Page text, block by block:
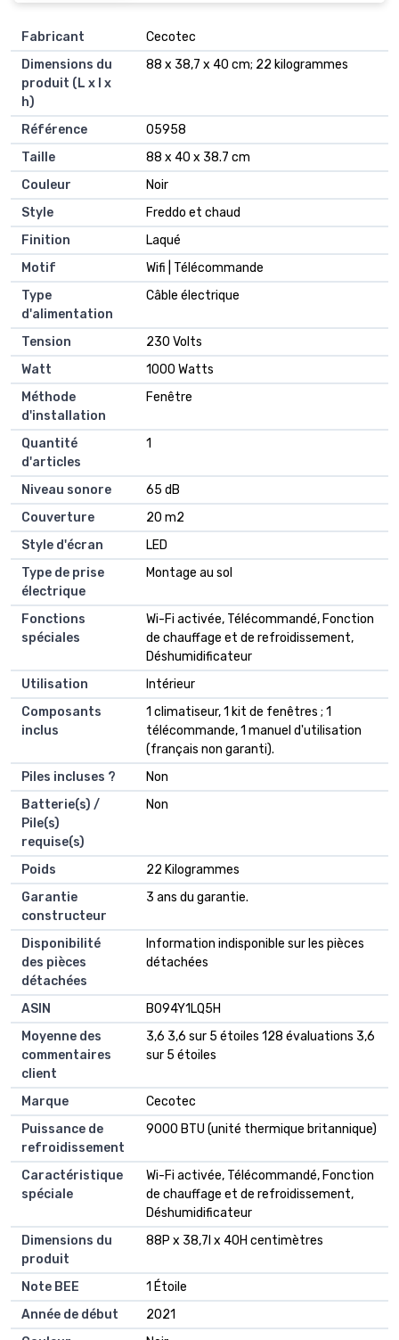
Fabricant
‎Cecotec
Dimensions du
produit (L x l x
h)
‎88 x 38,7 x 40 cm; 22 kilogrammes
Référence
‎05958
Taille
‎88 x 40 x 38.7 cm
Couleur
‎Noir
Style
‎Freddo et chaud
Finition
‎Laqué
Motif
‎Wifi | Télécommande
Type
d'alimentation
‎Câble électrique
Tension
‎230 Volts
Watt
‎1000 Watts
Méthode
d'installation
‎Fenêtre
Quantité
d'articles
‎1
Niveau sonore
‎65 dB
Couverture
‎20 m2
Style d'écran
‎LED
Type de prise
électrique
‎Montage au sol
Fonctions
spéciales
‎Wi-Fi activée, Télécommandé, Fonction
de chauffage et de refroidissement,
Déshumidificateur
Utilisation
‎Intérieur
Composants
inclus
‎1 climatiseur, 1 kit de fenêtres ; 1
télécommande, 1 manuel d'utilisation
(français non garanti).
Piles incluses ?
‎Non
Batterie(s) /
Pile(s)
requise(s)
‎Non
Poids
‎22 Kilogrammes
Garantie
constructeur
‎3 ans du garantie.
Disponibilité
des pièces
détachées
‎Information indisponible sur les pièces
détachées
ASIN
B094Y1LQ5H
Moyenne des
commentaires
client
3,6 3,6 sur 5 étoiles 128 évaluations 3,6
sur 5 étoiles
Marque
Cecotec
Puissance de
refroidissement
9000 BTU (unité thermique britannique)
Caractéristique
spéciale
Wi-Fi activée, Télécommandé, Fonction
de chauffage et de refroidissement,
Déshumidificateur
Dimensions du
produit
88P x 38,7l x 40H centimètres
Note BEE
1 Étoile
Année de début
2021